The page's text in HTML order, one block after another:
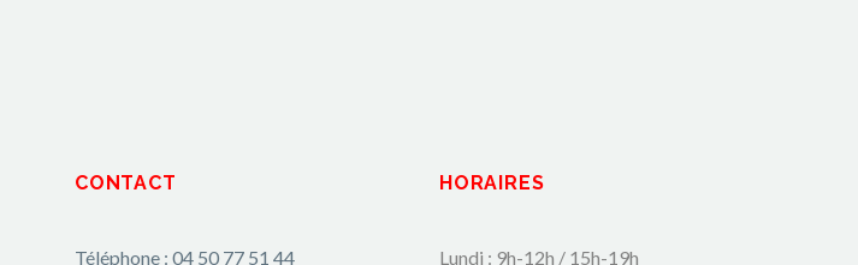
CONTACT
Téléphone : 04 50 77 51 44
HORAIRES
Lundi : 9h-12h / 15h-19h